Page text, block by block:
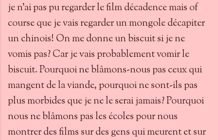
je n’ai pas pu regarder le film décadence mais of
course que je vais regarder un mongole décapiter
un chinois! On me donne un biscuit si je ne
vomis pas? Car je vais probablement vomir le
biscuit. Pourquoi ne blâmons-nous pas ceux qui
mangent de la viande, pourquoi ne sont-ils pas
plus morbides que je ne le serai jamais? Pourquoi
nous ne blâmons pas les écoles pour nous
montrer des films sur des gens qui meurent et sur